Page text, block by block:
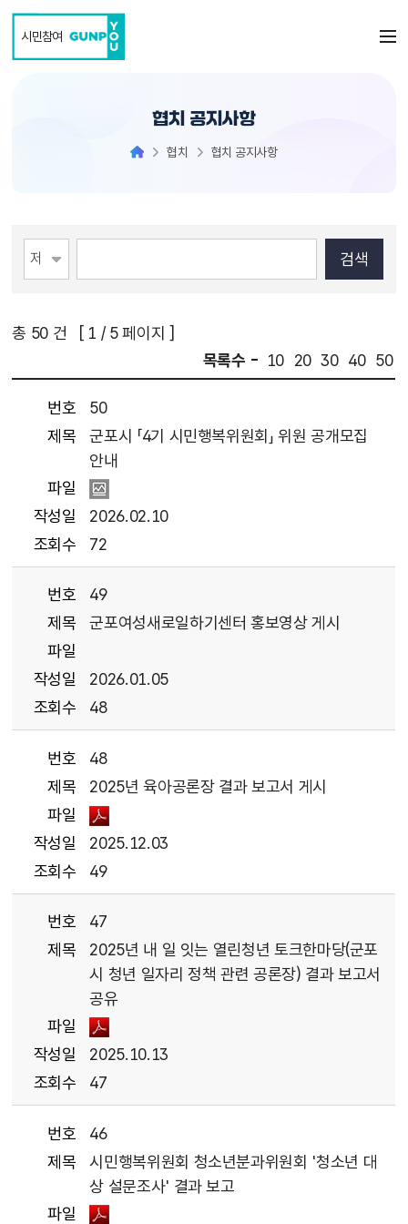
시민참여
협치 공지사항
협치 협치 공지사항
총 50 건 [ 1 / 5 페이지 ]
목록수 - 10 20 30 40 50
번호
50
제목
군포시 「4기 시민행복위원회」 위원 공개모집
안내
파일
작성일
2026.02.10
조회수
72
번호
49
제목
군포여성새로일하기센터 홍보영상 게시
파일
작성일
2026.01.05
조회수
48
번호
48
제목
2025년 육아공론장 결과 보고서 게시
파일
작성일
2025.12.03
조회수
49
번호
47
제목
2025년 내 일 잇는 열린청년 토크한마당(군포
시 청년 일자리 정책 관련 공론장) 결과 보고서
공유
파일
작성일
2025.10.13
조회수
47
번호
46
제목
시민행복위원회 청소년분과위원회 '청소년 대
상 설문조사' 결과 보고
파일